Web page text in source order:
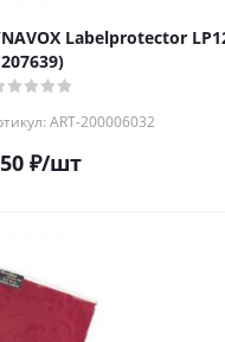
Labelprotector
ART-200006032
₽/шт